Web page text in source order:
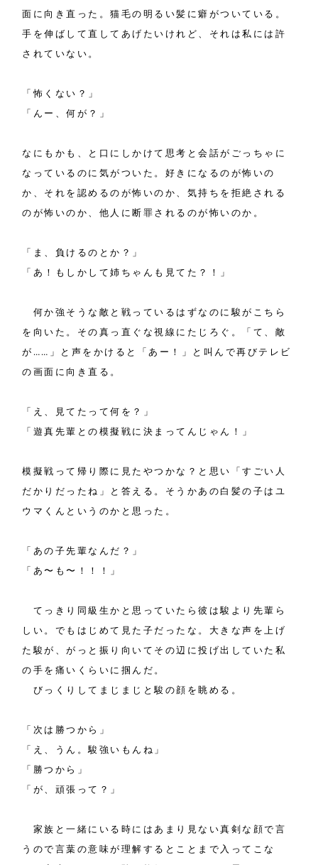
面に向き直った。猫毛の明るい髪に癖がついている。
手を伸ばして直してあげたいけれど、それは私には許
されていない。
「怖くない？」
「んー、何が？」
なにもかも、と口にしかけて思考と会話がごっちゃに
なっているのに気がついた。好きになるのが怖いの
か、それを認めるのが怖いのか、気持ちを拒絶される
のが怖いのか、他人に断罪されるのが怖いのか。
「ま、負けるのとか？」
「あ！もしかして姉ちゃんも見てた？！」
何か強そうな敵と戦っているはずなのに駿がこちら
を向いた。その真っ直ぐな視線にたじろぐ。「て、敵
が……」と声をかけると「あー！」と叫んで再びテレビ
の画面に向き直る。
「え、見てたって何を？」
「遊真先輩との模擬戦に決まってんじゃん！」
模擬戦って帰り際に見たやつかな？と思い「すごい人
だかりだったね」と答える。そうかあの白髪の子はユ
ウマくんというのかと思った。
「あの子先輩なんだ？」
「あ〜も〜！！！」
てっきり同級生かと思っていたら彼は駿より先輩ら
しい。でもはじめて見た子だったな。大きな声を上げ
た駿が、がっと振り向いてその辺に投げ出していた私
の手を痛いくらいに掴んだ。
びっくりしてまじまじと駿の顔を眺める。
「次は勝つから」
「え、うん。駿強いもんね」
「勝つから」
「が、頑張って？」
家族と一緒にいる時にはあまり見ない真剣な顔で言
うので言葉の意味が理解するとことまで入ってこな